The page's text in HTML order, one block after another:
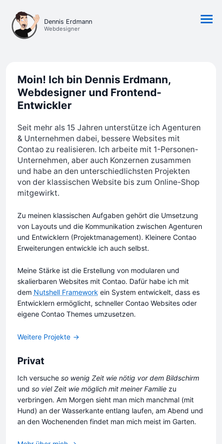
Dennis Erdmann
Webdesigner
Moin! Ich bin Dennis Erdmann,
Webdesigner und Frontend-
Entwickler
Seit mehr als 15 Jahren unterstütze ich Agenturen
& Unternehmen dabei, bessere Websites mit
Contao zu realisieren. Ich arbeite mit 1-Personen-
Unternehmen, aber auch Konzernen zusammen
und habe an den unterschiedlichsten Projekten
von der klassischen Website bis zum Online-Shop
mitgewirkt.
Zu meinen klassischen Aufgaben gehört die Umsetzung
von Layouts und die Kommunikation zwischen Agenturen
und Entwicklern (Projektmanagement). Kleinere Contao
Erweiterungen entwickle ich auch selbst.
Meine Stärke ist die Erstellung von modularen und
skalierbaren Websites mit Contao. Dafür habe ich mit
dem Nutshell Framework ein System entwickelt, dass es
Entwicklern ermöglicht, schneller Contao Websites oder
eigene Contao Themes umzusetzen.
Weitere Projekte
Privat
Ich versuche so wenig Zeit wie nötig vor dem Bildschirm
und so viel Zeit wie möglich mit meiner Familiezu
verbringen. Am Morgen sieht man mich manchmal (mit
Hund) an der Wasserkante entlang laufen, am Abend und
an den Wochenenden findet man mich meist im Garten.